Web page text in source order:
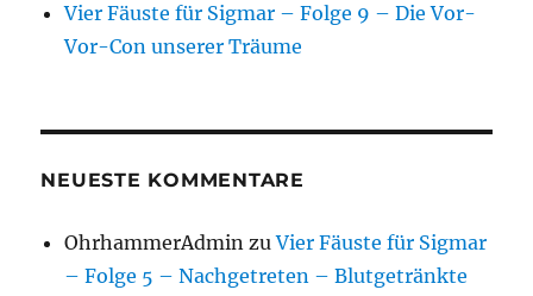
Vier Fäuste für Sigmar – Folge 9 – Die Vor-
Vor-Con unserer Träume
NEUESTE KOMMENTARE
OhrhammerAdmin zuVier Fäuste für Sigmar
– Folge 5 – Nachgetreten – Blutgetränkte